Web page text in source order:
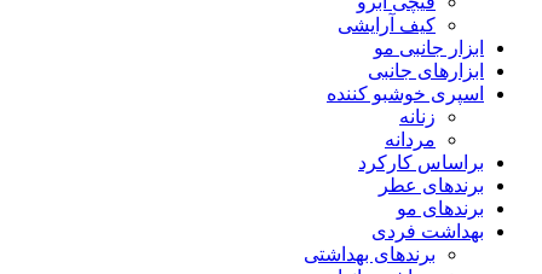
کیف آرایشی
ابزار جانبی مو
ابزارهای جانبی
اسپری خوشبو کننده
زنانه
مردانه
براساس کارکرد
برندهای عطر
برندهای مو
بهداشت فردی
برندهای بهداشتی